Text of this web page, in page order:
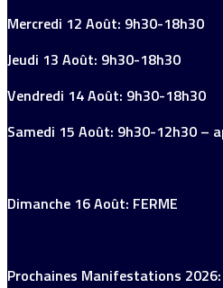
Mercredi 12 Août: 9h30-18h30
Jeudi 13 Août: 9h30-18h30
Vendredi 14 Août: 9h30-18h30
Samedi 15 Août: 9h30-12h30 –
Dimanche 16 Août: FERME
Prochaines Manifestations 2026: